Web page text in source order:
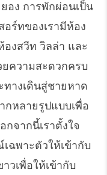
อง การพักผ่อนเป็น
ร์ทของเรามีห้อง
งสวีท วิลล่า และ
ความสะดวกครบ
ทางเดินสู่ชายหาด
กหลายรูปแบบเพื่อ
จากนี้เราตั้งใจ
ฉพาะตัวให้เข้ากับ
วเพื่อให้เข้ากับ